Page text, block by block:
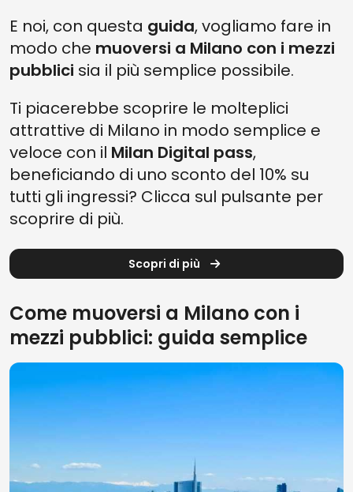
E noi, con questa guida, vogliamo fare in
modo che muoversi a Milano con i mezzi
pubblici sia il più semplice possibile.
Ti piacerebbe scoprire le molteplici
attrattive di Milano in modo semplice e
veloce con il Milan Digital pass,
beneficiando di uno sconto del 10% su
tutti gli ingressi? Clicca sul pulsante per
scoprire di più.
Scopri di più
Come muoversi a Milano con i
mezzi pubblici: guida semplice